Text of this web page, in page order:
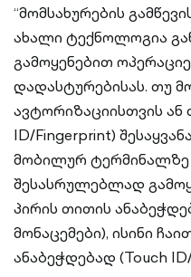
“მომსახურების
ახალი ტექნოლოგია
გამოყენებით
დადასტურებისას. თუ
ავტორიზაციისთვის ან
ID/Fingerprint)
მობილურ ტერმინალზე
შესასრულებლად
პირის თითის
მონაცემები), ისინი
ანაბეჭდებად (Touch